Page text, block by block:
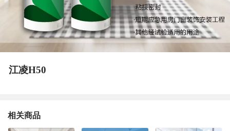
江凌H50
相关商品